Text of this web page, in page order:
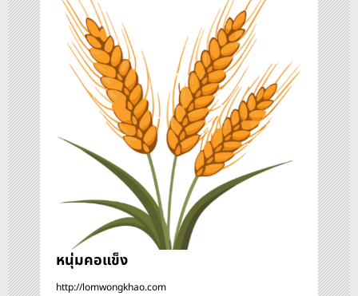
รื่
อ
ง
หนุ่มคอแข็ง
http://lomwongkhao.com